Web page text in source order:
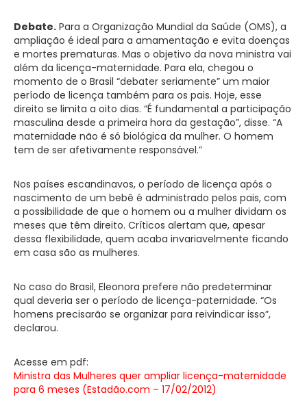
Debate. Para a Organização Mundial da Saúde (OMS), a
ampliação é ideal para a amamentação e evita doenças
e mortes prematuras. Mas o objetivo da nova ministra vai
além da licença-maternidade. Para ela, chegou o
momento de o Brasil “debater seriamente” um maior
período de licença também para os pais. Hoje, esse
direito se limita a oito dias. “É fundamental a participação
masculina desde a primeira hora da gestação”, disse. “A
maternidade não é só biológica da mulher. O homem
tem de ser afetivamente responsável.”
Nos países escandinavos, o período de licença após o
nascimento de um bebê é administrado pelos pais, com
a possibilidade de que o homem ou a mulher dividam os
meses que têm direito. Críticos alertam que, apesar
dessa flexibilidade, quem acaba invariavelmente ficando
em casa são as mulheres.
No caso do Brasil, Eleonora prefere não predeterminar
qual deveria ser o período de licença-paternidade. “Os
homens precisarão se organizar para reivindicar isso”,
declarou.
Acesse em pdf:
Ministra das Mulheres quer ampliar licença-maternidade
para 6 meses (Estadão.com – 17/02/2012)